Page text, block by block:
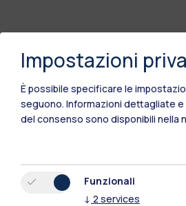
Impostazioni
È possibile specificare le
seguono. Informazioni dettagliate
del consenso sono disponibili nella
Funzionali
↓ 2 services